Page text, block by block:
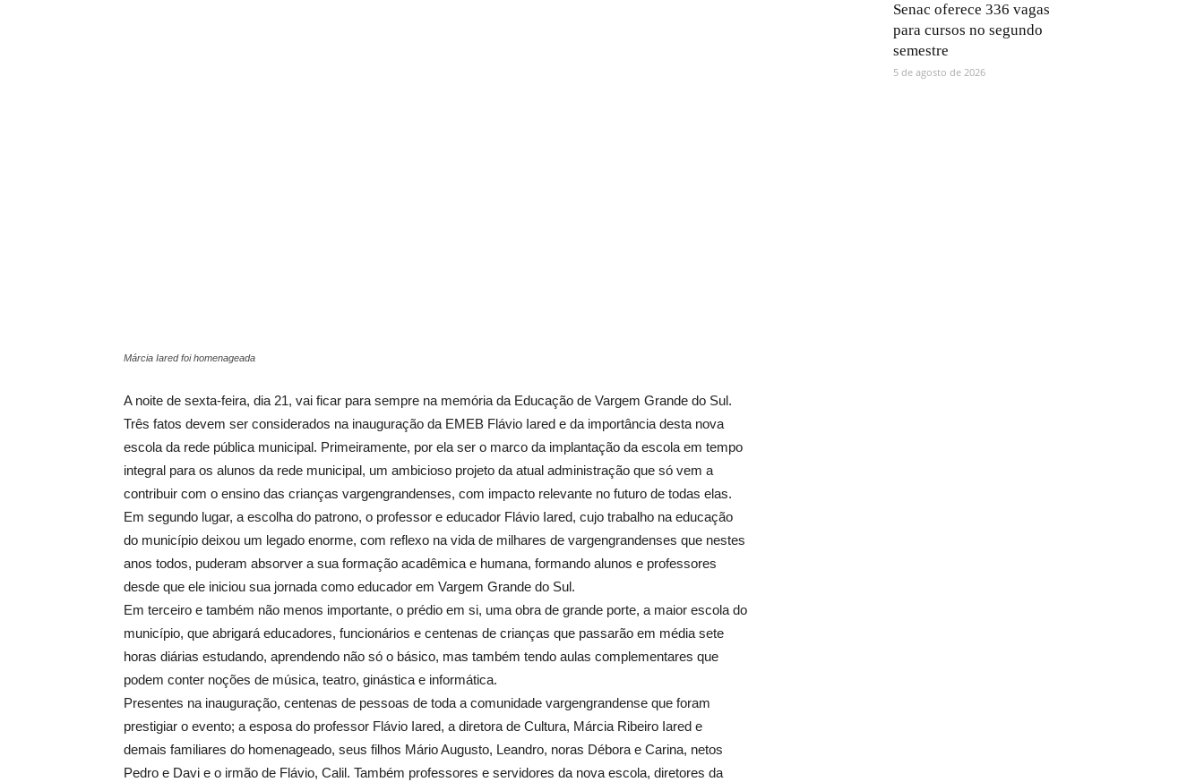
Márcia Iared foi homenageada
A noite de sexta-feira, dia 21, vai ficar para sempre na memória da Educação de Vargem Grande do Sul.
Três fatos devem ser considerados na inauguração da EMEB Flávio Iared e da importância desta nova
escola da rede pública municipal. Primeiramente, por ela ser o marco da implantação da escola em tempo
integral para os alunos da rede municipal, um ambicioso projeto da atual administração que só vem a
contribuir com o ensino das crianças vargengrandenses, com impacto relevante no futuro de todas elas.
Em segundo lugar, a escolha do patrono, o professor e educador Flávio Iared, cujo trabalho na educação
do município deixou um legado enorme, com reflexo na vida de milhares de vargengrandenses que nestes
anos todos, puderam absorver a sua formação acadêmica e humana, formando alunos e professores
desde que ele iniciou sua jornada como educador em Vargem Grande do Sul.
Em terceiro e também não menos importante, o prédio em si, uma obra de grande porte, a maior escola do
município, que abrigará educadores, funcionários e centenas de crianças que passarão em média sete
horas diárias estudando, aprendendo não só o básico, mas também tendo aulas complementares que
podem conter noções de música, teatro, ginástica e informática.
Presentes na inauguração, centenas de pessoas de toda a comunidade vargengrandense que foram
prestigiar o evento; a esposa do professor Flávio Iared, a diretora de Cultura, Márcia Ribeiro Iared e
demais familiares do homenageado, seus filhos Mário Augusto, Leandro, noras Débora e Carina, netos
Pedro e Davi e o irmão de Flávio, Calil. Também professores e servidores da nova escola, diretores da
Senac oferece 336 vagas
para cursos no segundo
semestre
5 de agosto de 2026